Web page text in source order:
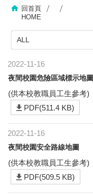
回首頁
HOME
ALL
2022-11-16
夜間校園危險區域標示地圖
(供本校教職員工生參考)
PDF(511.4 KB)
2022-11-16
夜間校園安全路線地圖
(供本校教職員工生參考)
PDF(509.5 KB)